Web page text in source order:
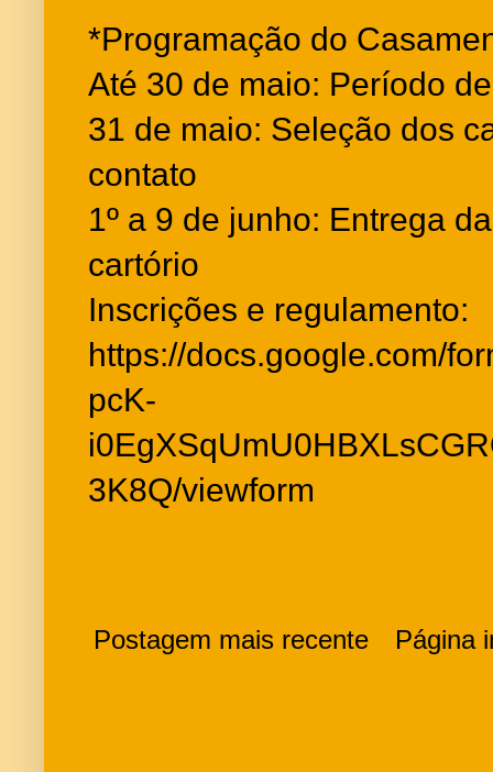
*Programação do
Até 30 de maio: Período
31 de maio: Seleção dos
contato
1º a 9 de junho: Entrega
cartório
Inscrições e regulamento:
https://docs.google.com/
pcK-
3K8Q/viewform
Postagem mais recente Página